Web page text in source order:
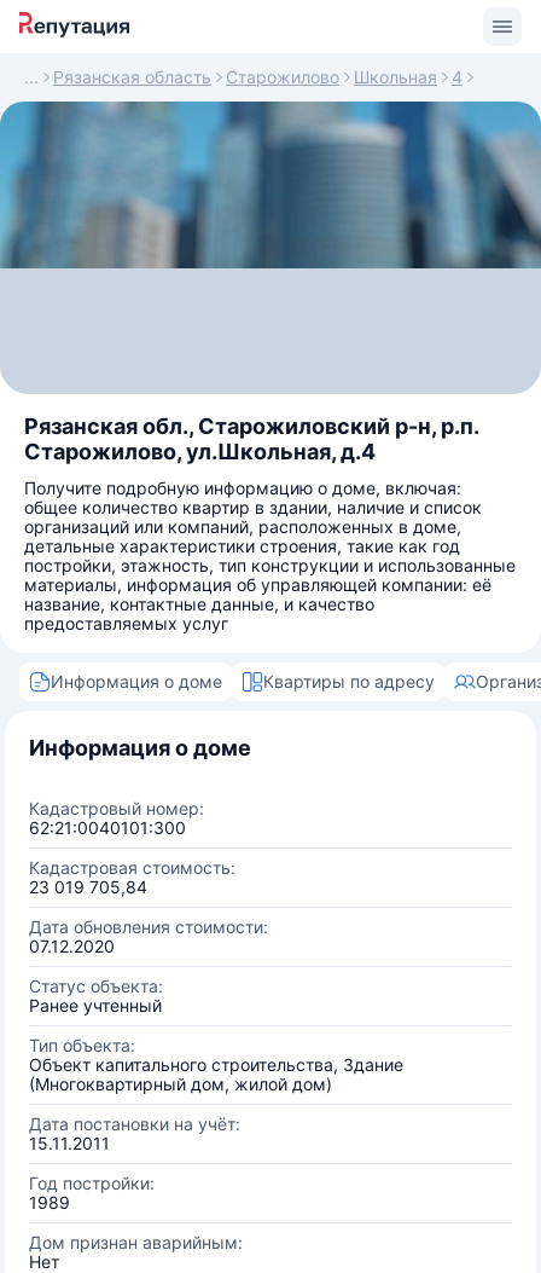
Рязанская область Старожилово Школьная 4
Рязанская обл., Старожиловский р-н, р.п.
Старожилово, ул.Школьная, д.4
Получите подробную информацию о доме, включая:
общее количество квартир в здании, наличие и список
организаций или компаний, расположенных в доме,
детальные характеристики строения, такие как год
постройки, этажность, тип конструкции и использованные
материалы, информация об управляющей компании: её
название, контактные данные, и качество
предоставляемых услуг
Информация о доме Квартиры по адресу
Информация о доме
Кадастровый номер:
62:21:0040101:300
Кадастровая стоимость:
23 019 705,84
Дата обновления стоимости:
07.12.2020
Статус объекта:
Ранее учтенный
Тип объекта:
Объект капитального строительства, Здание
(Многоквартирный дом, жилой дом)
Дата постановки на учёт:
15.11.2011
Год постройки:
1989
Дом признан аварийным:
Нет